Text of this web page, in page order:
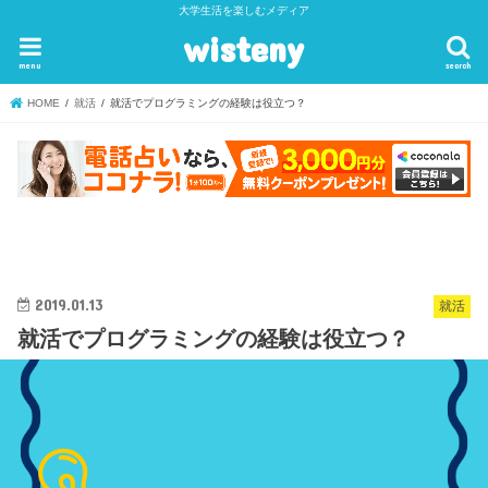
大学生活を楽しむメディア
wisteny search
menu
HOME 就活 就活でプログラミングの経験は役立つ？
就活
2019.01.13
就活でプログラミングの経験は役立つ？